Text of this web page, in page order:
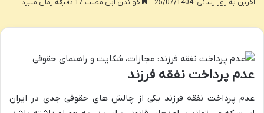
آخرین به روز رسانی: 25/07/1404 خواندن این مطلب 17 دقیقه زمان میبرد
عدم پرداخت نفقه فرزند
عدم پرداخت نفقه فرزند یکی از چالش های حقوقی جدی در ایران